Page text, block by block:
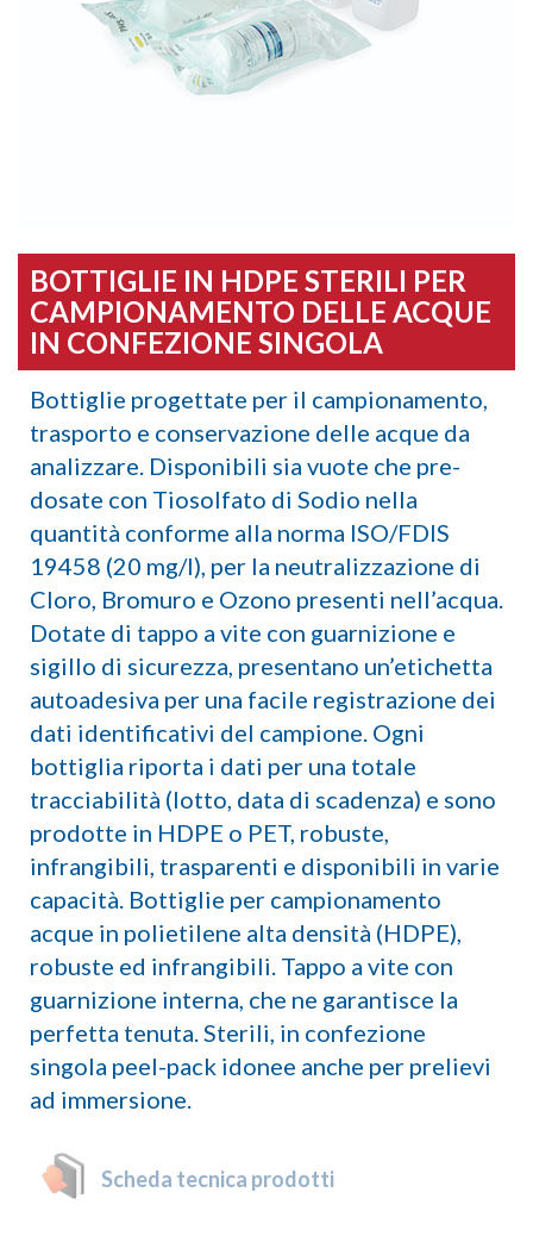
BOTTIGLIE IN HDPE STERILI PER
CAMPIONAMENTO DELLE ACQUE
IN CONFEZIONE SINGOLA
Bottiglie progettate per il campionamento,
trasporto e conservazione delle acque da
analizzare. Disponibili sia vuote che pre-
dosate con Tiosolfato di Sodio nella
quantità conforme alla norma ISO/FDIS
19458 (20 mg/l), per la neutralizzazione di
Cloro, Bromuro e Ozono presenti nell’acqua.
Dotate di tappo a vite con guarnizione e
sigillo di sicurezza, presentano un’etichetta
autoadesiva per una facile registrazione dei
dati identificativi del campione. Ogni
bottiglia riporta i dati per una totale
tracciabilità (lotto, data di scadenza) e sono
prodotte in HDPE o PET, robuste,
infrangibili, trasparenti e disponibili in varie
capacità. Bottiglie per campionamento
acque in polietilene alta densità (HDPE),
robuste ed infrangibili. Tappo a vite con
guarnizione interna, che ne garantisce la
perfetta tenuta. Sterili, in confezione
singola peel-pack idonee anche per prelievi
ad immersione.
Scheda tecnica prodotti